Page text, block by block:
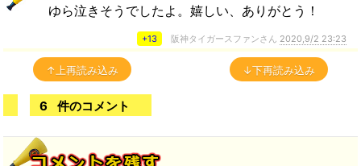
ゆら泣きそうでしたよ。嬉しい、ありがとう！
+13 阪神タイガースファンさん 2020,9/2 23:23
↑上再読み込み ↓下再読み込み
6 件のコメント